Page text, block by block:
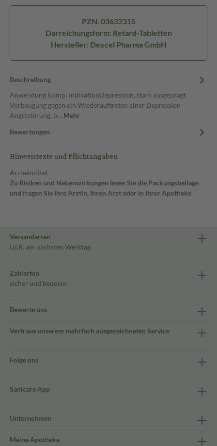
PZN: 03632315
Darreichungsform: Retard-Tabletten
Hersteller: Dexcel Pharma GmbH
Beschreibung
Anwendung &amp; IndikationDepression, stark ausgeprägt
Vorbeugung gegen ein Wiederauftreten einer Depression
Angststörung, b… Mehr
Bewertungen
Hinweistexte und Pflichtangaben
Arzneimittel
Zu Risiken und Nebenwirkungen lesen Sie die Packungsbeilage
und fragen Sie Ihre Ärztin, Ihren Arzt oder in Ihrer Apotheke.
Versandarten
i.d.R. am nächsten Werktag
Zahlarten
sicher und bequem
Bewerte uns
Vertraue unserem mehrfach ausgezeichneten Service
Folge uns
Sanicare App
Unternehmen
Meine Apotheke